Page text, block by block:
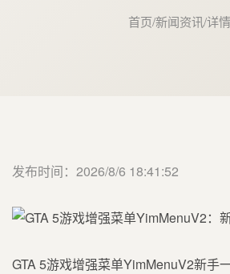
首页/新闻资讯/详情
发布时间：2026/8/6 18:41:52
GTA 5游戏增强菜单YimMenuV2新手